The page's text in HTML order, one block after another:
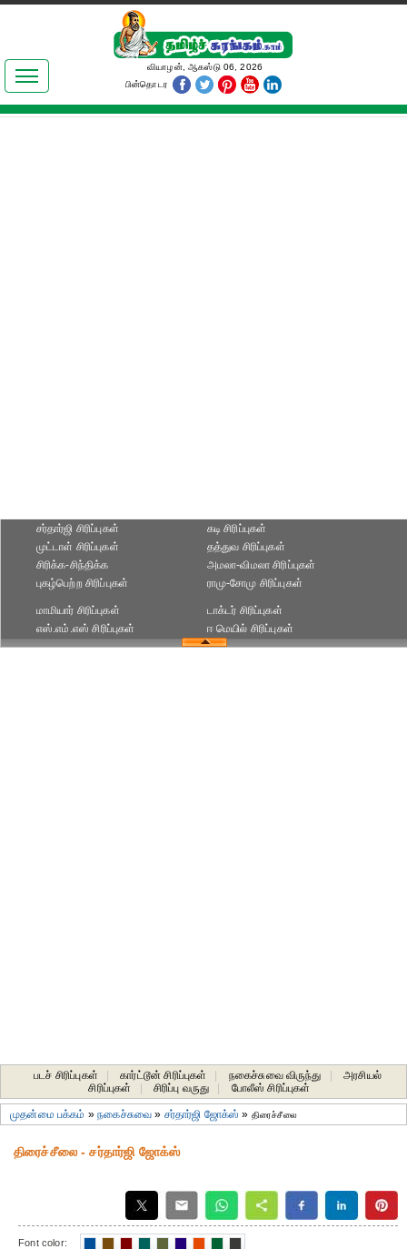
இலக்கியங்கள்
தமிழ் உலகம்
வியாழன், ஆகஸ்டு 06, 2026
பின்தொடர
சர்தார்ஜி சிரிப்புகள்
முட்டாள் சிரிப்புகள்
கடி சிரிப்புகள்
தத்துவ சிரிப்புகள்
சிரிக்க-சிந்திக்க
புகழ்பெற்ற சிரிப்புகள்
அமலா-விமலா சிரிப்புகள்
ராமு-சோமு சிரிப்புகள்
மாமியார் சிரிப்புகள்
எஸ்.எம்.எஸ் சிரிப்புகள்
டாக்டர் சிரிப்புகள்
ஈ மெயில் சிரிப்புகள்
படச் சிரிப்புகள் கார்ட்டூன் சிரிப்புகள் நகைச்சுவை விருந்து
அரசியல்
சிரிப்புகள்
சிரிப்பு வருது போலீஸ் சிரிப்புகள்
முதன்மை பக்கம் »நகைச்சுவை » சர்தார்ஜி ஜோக்ஸ் » திரைச்சீலை
திரைச்சீலை - சர்தார்ஜி ஜோக்ஸ்
Font color: